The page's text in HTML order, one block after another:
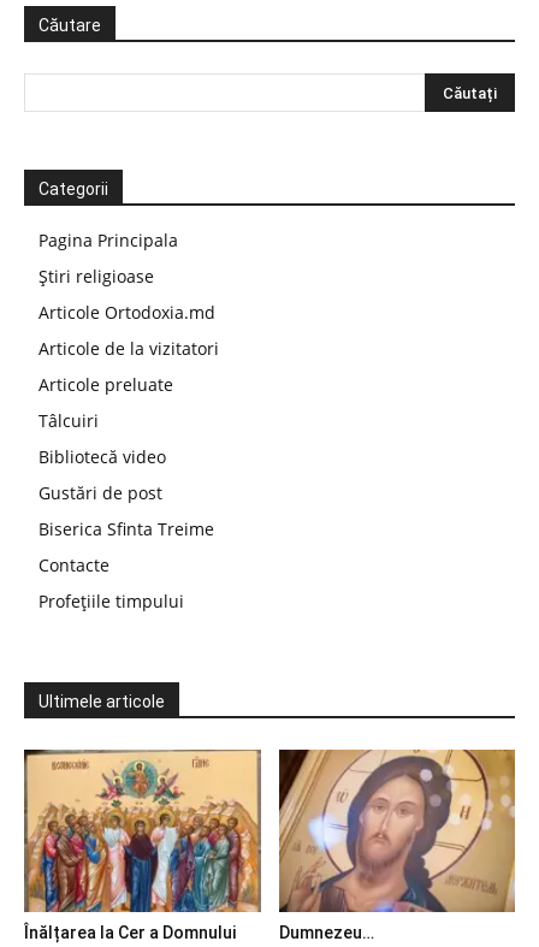
Căutare
Categorii
Pagina Principala
Știri religioase
Articole Ortodoxia.md
Articole de la vizitatori
Articole preluate
Tâlcuiri
Bibliotecă video
Gustări de post
Biserica Sfinta Treime
Contacte
Profețiile timpului
Ultimele articole
Înălțarea la Cer a Domnului
Dumnezeu…